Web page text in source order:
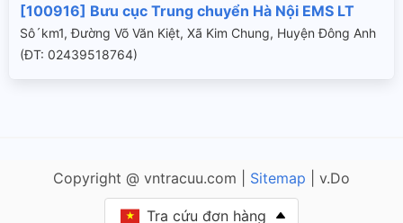
[100916] Bưu cục Trung chuyển Hà Nội EMS LT
Sô´km1, Đường Võ Văn Kiệt, Xã Kim Chung, Huyện Đông Anh
(ÐT: 02439518764)
Copyright @ vntracuu.com | Sitemap | v.Do
Tra cứu đơn hàng